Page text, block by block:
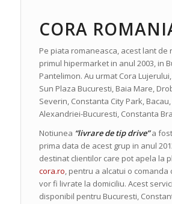
CORA
Pe piata romaneasca, acest lant de
primul hipermarket in anul 2003, in
Pantelimon. Au urmat Cora
Sun Plaza Bucuresti, Baia Mare,
Severin, Constanta City Park,
Alexandriei-Bucuresti, Constanta
Notiunea “livrare de tip drive”a
prima data de acest grup in anul
destinat clientilor care pot apela la
cora.ro, pentru a alcatui o comanda
vor fi livrate la domiciliu. Acest
disponibil pentru Bucuresti,